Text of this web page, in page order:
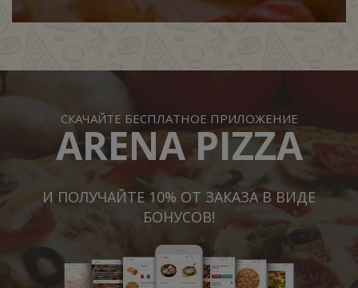
СКАЧАЙТЕ БЕСПЛАТНОЕ ПРИЛОЖЕНИЕ
ARENA PIZZA
И ПОЛУЧАЙТЕ 10% ОТ ЗАКАЗА В ВИДЕ
БОНУСОВ!